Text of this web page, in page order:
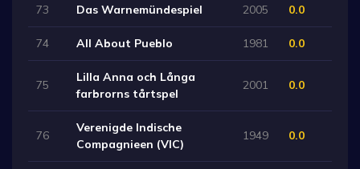
73 Das Warnemündespiel 2005 0.0
74 All About Pueblo 1981 0.0
75
Lilla Anna och Långa
farbrorns tårtspel
2001 0.0
76
Verenigde Indische
Compagnieen (VIC)
1949 0.0